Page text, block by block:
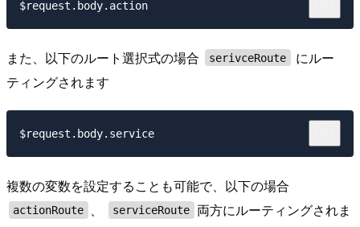
また、以下のルート選択式の場合 serivceRoute
にルー
ティングされます
複数の変数を設定することも可能で、以下の場合
actionRoute 、 serviceRoute
両方にルーティングされま